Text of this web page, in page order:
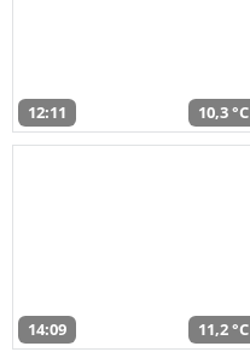
12:11 10,3 °C
14:09 11,2 °C